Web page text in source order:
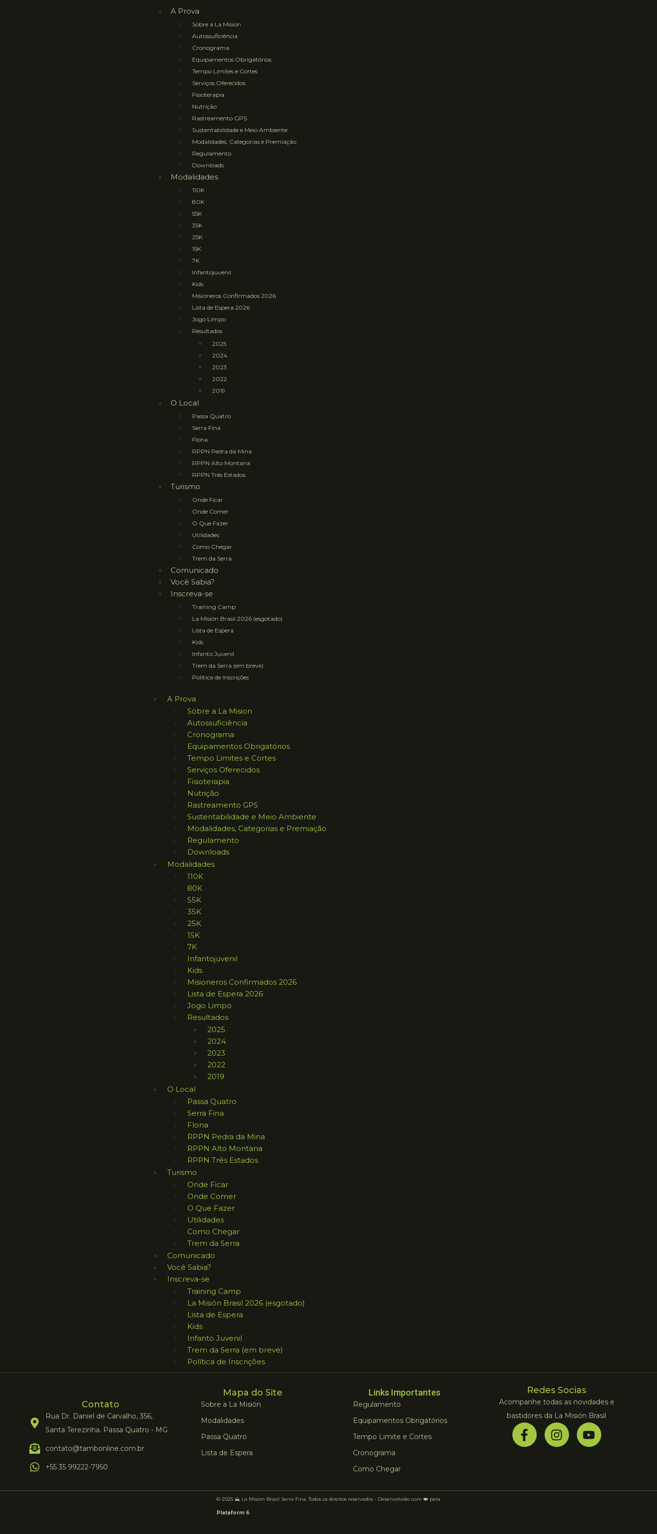
A Prova
Sobre a La Mision
Autossuficiência
Cronograma
Equipamentos Obrigatórios
Tempo Limites e Cortes
Serviços Oferecidos
Fisioterapia
Nutrição
Rastreamento GPS
Sustentabilidade e Meio Ambiente
Modalidades, Categorias e Premiação
Regulamento
Downloads
Modalidades
110K
80K
55K
35K
25K
15K
7K
Infantojuvenil
Kids
Misioneros Confirmados 2026
Lista de Espera 2026
Jogo Limpo
Resultados
2025
2024
2023
2022
2019
O Local
Passa Quatro
Serra Fina
Flona
RPPN Pedra da Mina
RPPN Alto Montana
RPPN Três Estados
Turismo
Onde Ficar
Onde Comer
O Que Fazer
Utilidades
Como Chegar
Trem da Serra
Comunicado
Você Sabia?
Inscreva-se
Training Camp
La Misión Brasil 2026 (esgotado)
Lista de Espera
Kids
Infanto Juvenil
Trem da Serra (em breve)
Política de Inscrições
A Prova
Sobre a La Mision
Autossuficiência
Cronograma
Equipamentos Obrigatórios
Tempo Limites e Cortes
Serviços Oferecidos
Fisioterapia
Nutrição
Rastreamento GPS
Sustentabilidade e Meio Ambiente
Modalidades, Categorias e Premiação
Regulamento
Downloads
Modalidades
110K
80K
55K
35K
25K
15K
7K
Infantojuvenil
Kids
Misioneros Confirmados 2026
Lista de Espera 2026
Jogo Limpo
Resultados
2025
2024
2023
2022
2019
O Local
Passa Quatro
Serra Fina
Flona
RPPN Pedra da Mina
RPPN Alto Montana
RPPN Três Estados
Turismo
Onde Ficar
Onde Comer
O Que Fazer
Utilidades
Como Chegar
Trem da Serra
Comunicado
Você Sabia?
Inscreva-se
Training Camp
La Misión Brasil 2026 (esgotado)
Lista de Espera
Kids
Infanto Juvenil
Trem da Serra (em breve)
Política de Inscrições
Contato
Rua Dr. Daniel de Carvalho, 356,
Santa Terezinha. Passa Quatro - MG
contato@tambonline.com.br
+55 35 99222-7950
Mapa do Site
Sobre a La Misión
Modalidades
Passa Quatro
Lista de Espera
Links Importantes
Regulamento
Equipamentos Obrigatórios
Tempo Limite e Cortes
Cronograma
Como Chegar
Redes Socias
Acompanhe todas as novidades e
bastidores da La Misión Brasil
© 2025 ⛰️ La Mision Brasil Serra Fina. Todos os direitos reservados - Desenvolvido com ❤️ pela
Plataform 6
.